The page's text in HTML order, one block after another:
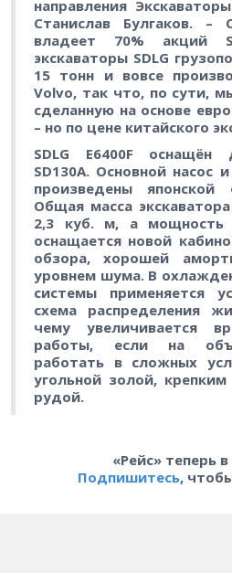
направления
Станислав Булгаков.
владеет 70% акций
экскаваторы SDLG
15 тонн и вовсе
Volvo, так что, по сути,
сделанную на основе
– но по цене китайского
SDLG E6400F оснащён
SD130A. Основной насос
произведены японской
Общая масса
2,3 куб. м, а мощность
оснащается новой
обзора, хорошей
уровнем шума. В
системы применяется
схема распределения
чему увеличивается
работы, если на
работать в сложных
угольной золой,
рудой.
«Рейс» теперь
Подпишитесь,